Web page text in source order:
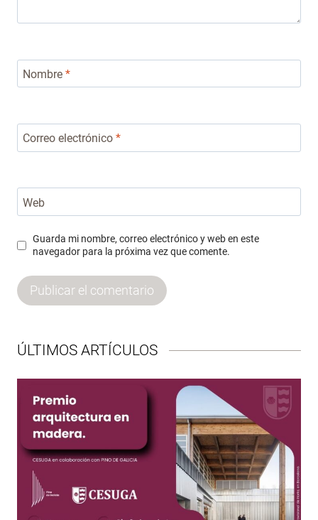
Nombre *
Correo electrónico *
Web
Guarda mi nombre, correo electrónico y web en este
navegador para la próxima vez que comente.
ÚLTIMOS ARTÍCULOS